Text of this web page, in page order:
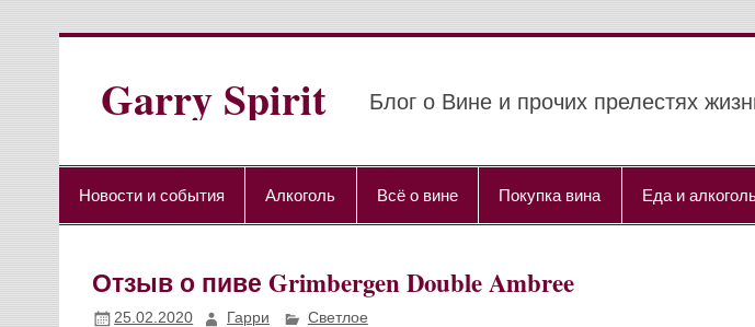
Перейти
Garry Spirit Блог о Вине и прочих прелестях
Новости и события Алкоголь Всё о вине Покупка вина Еда и
Отзыв о пиве Grimbergen Double Ambree
25.02.2020 Гарри Светлое